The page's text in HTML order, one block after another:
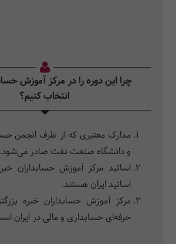
چرا این دوره را در مرکز آموزش
انتخاب کنیم؟
مدارک معتبری که از طرف انجمن
و دانشگاه صنعت نفت صادر می‌شود.
اساتید مرکز آموزش حسابداران
اساتید ایران هستند.
مرکز آموزش حسابداران خبره
حرفه‌ای حسابداری و مالی در ایران